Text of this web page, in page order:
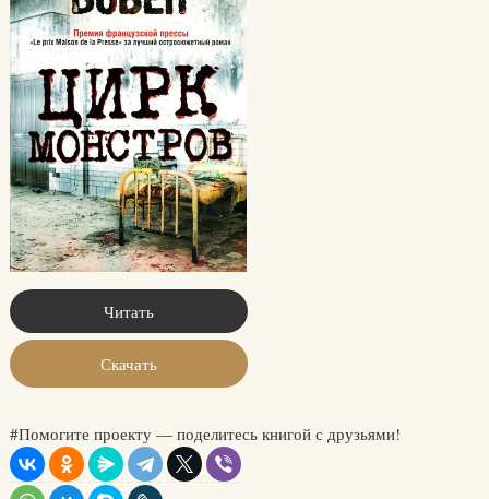
Читать
Скачать
#Помогите проекту — поделитесь книгой с друзьями!